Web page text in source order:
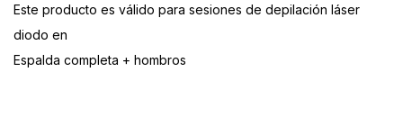
Este producto es válido para sesiones de depilación láser
diodo en
Espalda completa + hombros